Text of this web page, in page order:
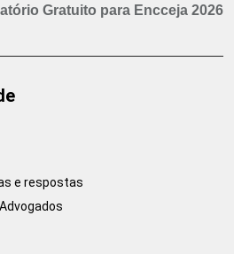
Gratuito para Encceja 2026
e respostas